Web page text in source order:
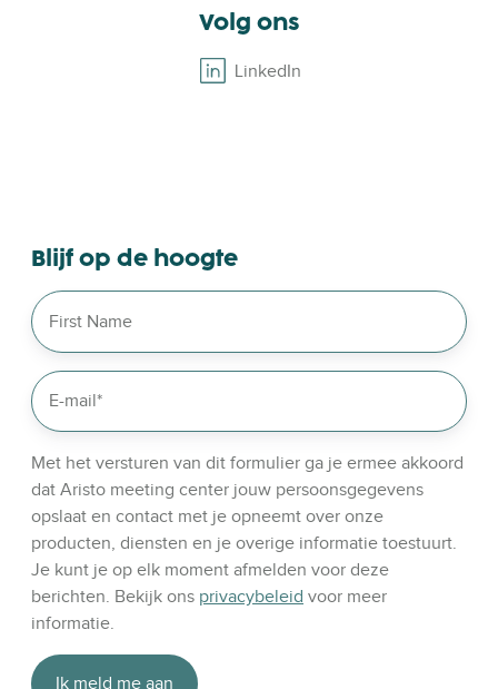
Volg ons
LinkedIn
r
i
n
e
d
i
n
Blijf op de hoogte
Met het versturen van dit formulier ga je ermee akkoord
dat Aristo meeting center jouw persoonsgegevens
opslaat en contact met je opneemt over onze
producten, diensten en je overige informatie toestuurt.
Je kunt je op elk moment afmelden voor deze
berichten. Bekijk ons privacybeleid voor meer
informatie.